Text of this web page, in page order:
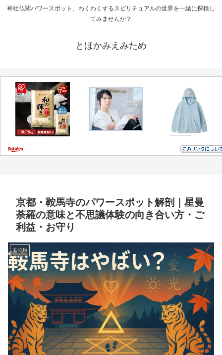
神社仏閣パワースポット、わくわくするスピリチュアルの世界を一緒に探検し
てみませんか？
とほかみえみため
京都・鞍馬寺のパワースポット解剖｜星曼
荼羅の意味と不思議体験の向き合い方・ご
利益・お守り
未分類